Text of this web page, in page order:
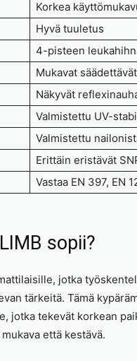
Korkea
Hyvä tuuletus
4-pisteen
Mukavat
Näkyvät
Valmistettu UV-
Valmistettu
Erittäin eristävät
Vastaa EN 397, EN
sopii?
jotka
tärkeitä. Tämä
jotka tekevät korkean
että kestävä.